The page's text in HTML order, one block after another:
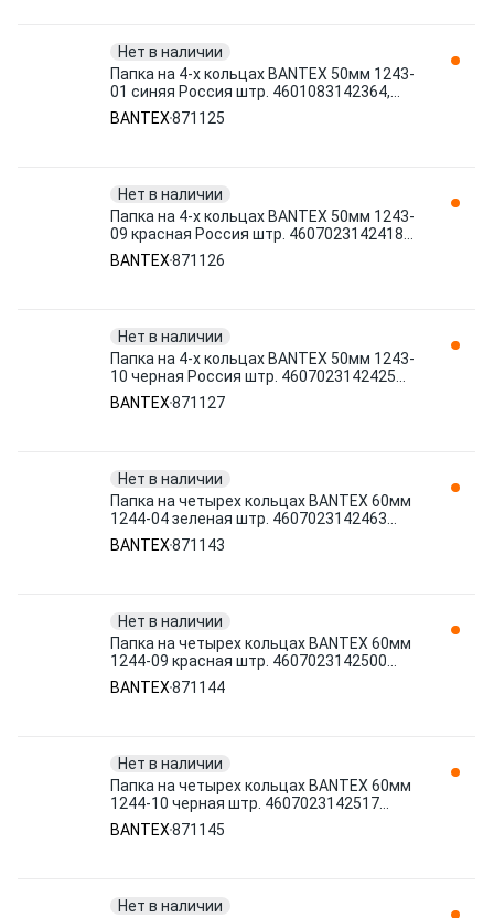
Нет в наличии
Папка на 4-х кольцах BANTEX 50мм 1243-
01 синяя Россия штр. 4601083142364,
4607023142364 871125
BANTEX871125
Нет в наличии
Папка на 4-х кольцах BANTEX 50мм 1243-
09 красная Россия штр. 4607023142418
871126
BANTEX871126
Нет в наличии
Папка на 4-х кольцах BANTEX 50мм 1243-
10 черная Россия штр. 4607023142425
871127
BANTEX871127
Нет в наличии
Папка на четырех кольцах BANTEX 60мм
1244-04 зеленая штр. 4607023142463
871143
BANTEX871143
Нет в наличии
Папка на четырех кольцах BANTEX 60мм
1244-09 красная штр. 4607023142500
871144
BANTEX871144
Нет в наличии
Папка на четырех кольцах BANTEX 60мм
1244-10 черная штр. 4607023142517
871145
BANTEX871145
Нет в наличии